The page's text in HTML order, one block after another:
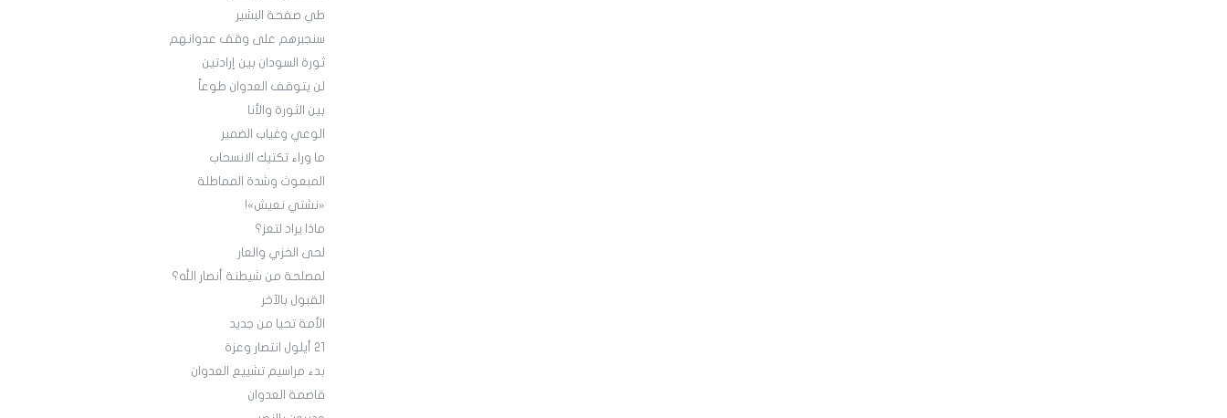
طي صفحة البشير
سنجبرهم على وقف عدوانهم
ثورة السودان بين إرادتين
لن يتوقف العدوان طوعاً
بين الثورة والأنا
الوعي وغياب الضمير
ما وراء تكتيك الانسحاب
المبعوث وشدة المماطلة
«نشتي نعيش»!
ماذا يراد لتعز؟
لحى الخزي والعار
لمصلحة من شيطنة أنصار الله؟
القبول بالآخر
الأمة تحيا من جديد
21 أيلول انتصار وعزة
بدء مراسيم تشييع العدوان
قاصمة العدوان